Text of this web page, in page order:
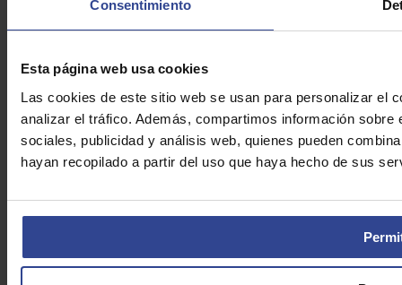
Consentimiento
Esta página web usa cookies
Las cookies de este sitio web se usan para personalizar el
analizar el tráfico. Además, compartimos información
sociales, publicidad y análisis web, quienes pueden
hayan recopilado a partir del uso que haya hecho de sus
Aviso Legal